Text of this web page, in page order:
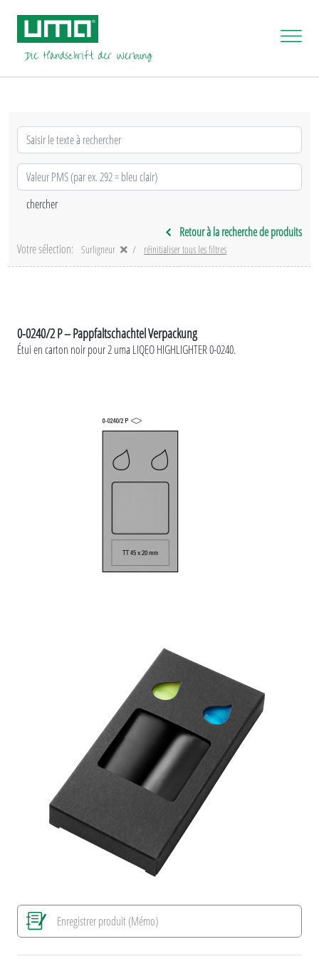
Retour à la recherche de produits
Votre sélection:
Surligneur réinitialiser tous les filtres
0-0240/2 P – Pappfaltschachtel Verpackung
Étui en carton noir pour 2 uma LIQEO HIGHLIGHTER 0-0240.
Enregistrer produit (Mémo)